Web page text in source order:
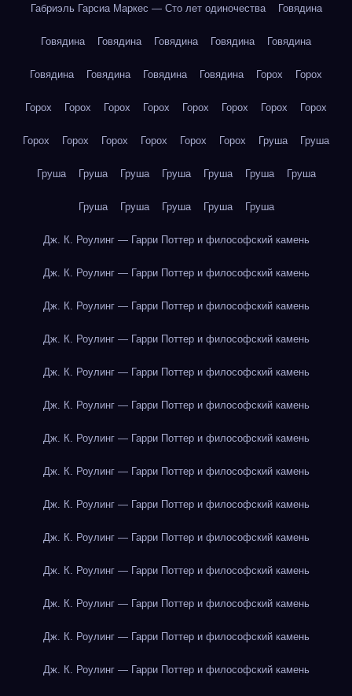
Габриэль Гарсиа Маркес — Сто лет одиночества Говядина
Говядина Говядина Говядина Говядина Говядина
Говядина Говядина Говядина Говядина Горох Горох
Горох Горох Горох Горох Горох Горох Горох Горох
Горох Горох Горох Горох Горох Горох Груша Груша
Груша Груша Груша Груша Груша Груша Груша
Груша Груша Груша Груша Груша
Дж. К. Роулинг — Гарри Поттер и философский камень
Дж. К. Роулинг — Гарри Поттер и философский камень
Дж. К. Роулинг — Гарри Поттер и философский камень
Дж. К. Роулинг — Гарри Поттер и философский камень
Дж. К. Роулинг — Гарри Поттер и философский камень
Дж. К. Роулинг — Гарри Поттер и философский камень
Дж. К. Роулинг — Гарри Поттер и философский камень
Дж. К. Роулинг — Гарри Поттер и философский камень
Дж. К. Роулинг — Гарри Поттер и философский камень
Дж. К. Роулинг — Гарри Поттер и философский камень
Дж. К. Роулинг — Гарри Поттер и философский камень
Дж. К. Роулинг — Гарри Поттер и философский камень
Дж. К. Роулинг — Гарри Поттер и философский камень
Дж. К. Роулинг — Гарри Поттер и философский камень